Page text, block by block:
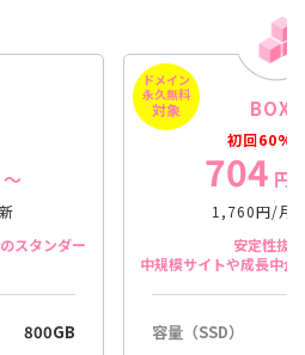
o
n
スタンダー
800GB
ドメイン
永久無料
対象 BOX3
初回
704 円
1,760円/月
安定性抜
中規模サイトや成長中企
容量（SSD）